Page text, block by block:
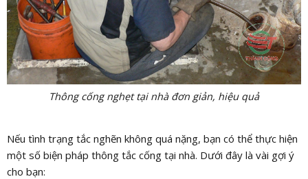
Thông cống nghẹt tại nhà đơn giản, hiệu quả
Nếu tình trạng tắc nghẽn không quá nặng, bạn có thể thực hiện
một số biện pháp thông tắc cống tại nhà. Dưới đây là vài gợi ý
cho bạn: